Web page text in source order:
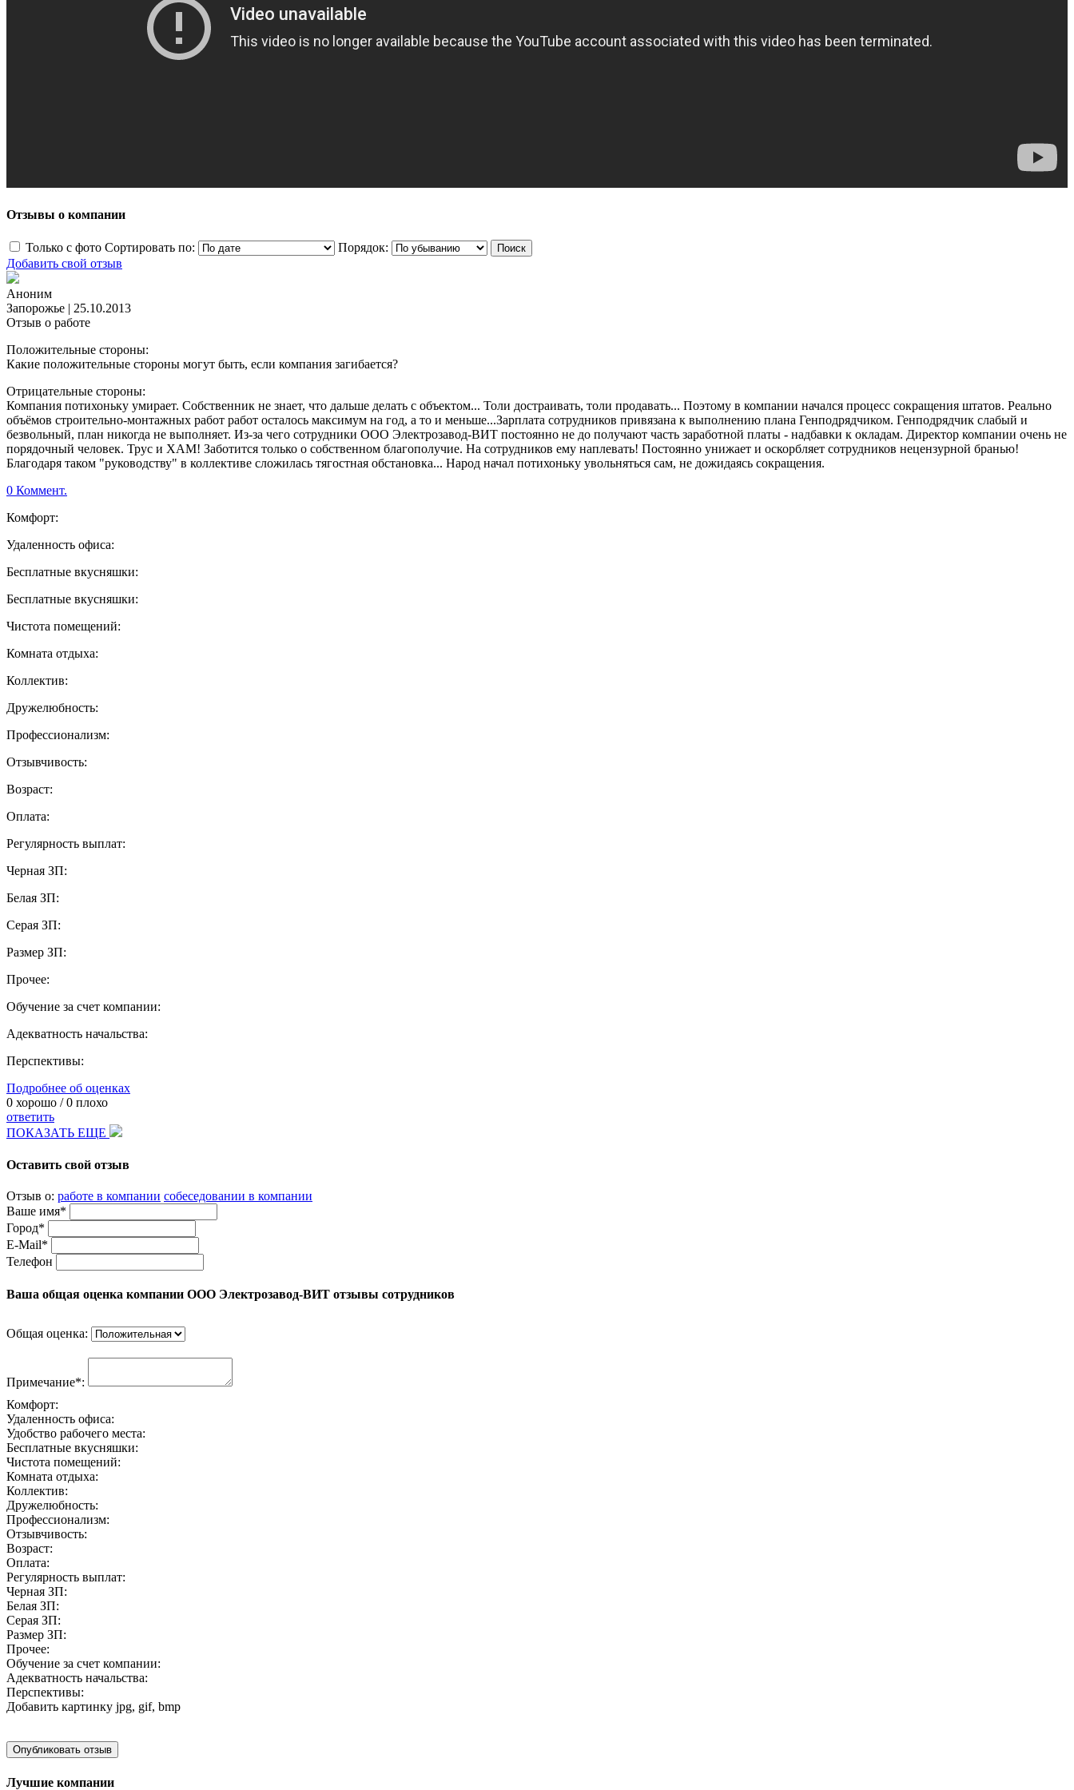
Отзывы о компании
Только с фото Сортировать по:
Порядок:
Добавить свой отзыв
Аноним
Запорожье | 25.10.2013
Отзыв о работе
Положительные стороны:
Какие положительные стороны могут быть, если компания загибается?
Отрицательные стороны:
Компания потихоньку умирает. Собственник не знает, что дальше делать с объектом... Толи достраивать, толи продавать... Поэтому в компании начался процесс сокращения штатов. Реально
объёмов строительно-монтажных работ работ осталось максимум на год, а то и меньше...Зарплата сотрудников привязана к выполнению плана Генподрядчиком. Генподрядчик слабый и
безвольный, план никогда не выполняет. Из-за чего сотрудники ООО Электрозавод-ВИТ постоянно не до получают часть заработной платы - надбавки к окладам. Директор компании очень не
порядочный человек. Трус и ХАМ! Заботится только о собственном благополучие. На сотрудников ему наплевать! Постоянно унижает и оскорбляет сотрудников нецензурной бранью!
Благодаря таком "руководству" в коллективе сложилась тягостная обстановка... Народ начал потихоньку увольняться сам, не дожидаясь сокращения.
0 Коммент.
Комфорт:
Удаленность офиса:
Бесплатные вкусняшки:
Бесплатные вкусняшки:
Чистота помещений:
Комната отдыха:
Коллектив:
Дружелюбность:
Профессионализм:
Отзывчивость:
Возраст:
Оплата:
Регулярность выплат:
Черная ЗП:
Белая ЗП:
Серая ЗП:
Размер ЗП:
Прочее:
Обучение за счет компании:
Адекватность начальства:
Перспективы:
Подробнее об оценках
0 хорошо /0 плохо
ответить
ПОКАЗАТЬ ЕЩЕ
Оставить свой отзыв
Отзыв о: работе в компании собеседовании в компании
Ваше имя*
Город*
E-Mail*
Телефон
Ваша общая оценка компании ООО Электрозавод-ВИТ отзывы сотрудников
Общая оценка:
Примечание*:
Комфорт:
Удаленность офиса:
Удобство рабочего места:
Бесплатные вкусняшки:
Чистота помещений:
Комната отдыха:
Коллектив:
Дружелюбность:
Профессионализм:
Отзывчивость:
Возраст:
Оплата:
Регулярность выплат:
Черная ЗП:
Белая ЗП:
Серая ЗП:
Размер ЗП:
Прочее:
Обучение за счет компании:
Адекватность начальства:
Перспективы:
Добавить картинку jpg, gif, bmp
Лучшие компании